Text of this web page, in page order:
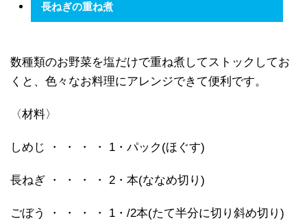
長ねぎの重ね煮
数種類のお野菜を塩だけで重ね煮してストックしてお
くと、色々なお料理にアレンジできて便利です。
〈材料〉
しめじ ・ ・ ・ ・ 1・パック(ほぐす)
長ねぎ ・ ・ ・ ・ 2・本(ななめ切り)
ごぼう ・ ・ ・ ・ 1・/2本(たて半分に切り斜め切り)